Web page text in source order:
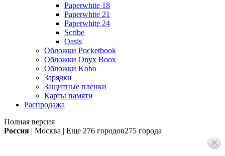
Paperwhite 18
Paperwhite 21
Paperwhite 24
Scribe
Oasis
Обложки Pocketbook
Обложки Onyx Boox
Обложки Kobo
Зарядки
Защитные пленки
Карты памяти
Распродажа
Полная версия
Россия | Москва | Еще 276 городов275 города